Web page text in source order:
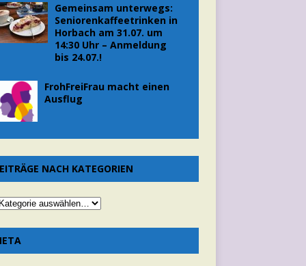
Gemeinsam unterwegs:
Seniorenkaffeetrinken in
Horbach am 31.07. um
14:30 Uhr – Anmeldung
bis 24.07.!
FrohFreiFrau macht einen
Ausflug
NACH KATEGORIEN